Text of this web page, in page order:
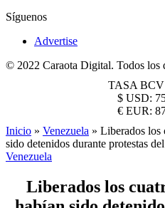
Síguenos
Advertise
© 2022 Caraota Digital. Todos los
TASA BCV
$ USD:
€ EUR:
Inicio » Venezuela » Liberados los
sido detenidos durante protestas
Venezuela
Liberados los